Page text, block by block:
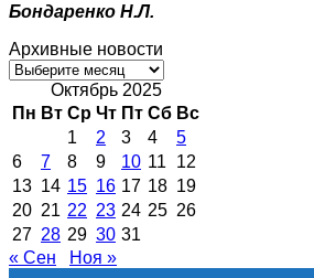
Бондаренко Н.Л.
Архивные новости
Архивные
новостиОктябрь 2025
Пн Вт Ср Чт Пт Сб Вс
1
2 3 4
5
6
7 8 9 10 11
12
13 14 15 16 17 18 19
20 21 22 23 24 25 26
27 28 29 30 31
« Сен
Ноя »